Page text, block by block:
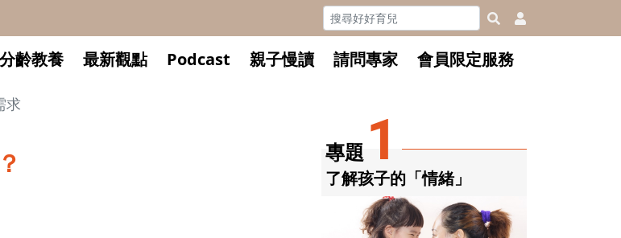
分齡教養 最新觀點 Podcast 親子慢讀 請問專家 會員限定服務
求
專題 1
了解孩子的「情緒」